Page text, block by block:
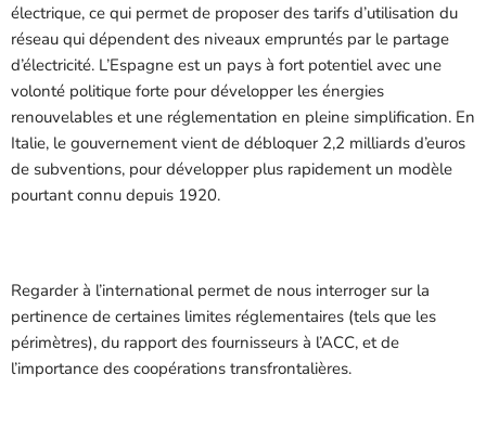
électrique, ce qui permet de proposer des tarifs d’utilisation du
réseau qui dépendent des niveaux empruntés par le partage
d’électricité. L’Espagne est un pays à fort potentiel avec une
volonté politique forte pour développer les énergies
renouvelables et une réglementation en pleine simplification. En
Italie, le gouvernement vient de débloquer 2,2 milliards d’euros
de subventions, pour développer plus rapidement un modèle
pourtant connu depuis 1920.
Regarder à l’international permet de nous interroger sur la
pertinence de certaines limites réglementaires (tels que les
périmètres), du rapport des fournisseurs à l’ACC, et de
l’importance des coopérations transfrontalières.